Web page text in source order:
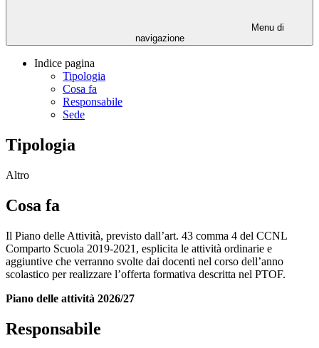
Menu di
navigazione
Indice pagina
Tipologia
Cosa fa
Responsabile
Sede
Tipologia
Altro
Cosa fa
Il Piano delle Attività, previsto dall’art. 43 comma 4 del CCNL
Comparto Scuola 2019-2021, esplicita le attività ordinarie e
aggiuntive che verranno svolte dai docenti nel corso dell’anno
scolastico per realizzare l’offerta formativa descritta nel PTOF.
Piano delle attività 2026/27
Responsabile